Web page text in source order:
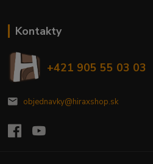
Kontakty
+421 905 55 03 03
objednavky@hiraxshop.sk